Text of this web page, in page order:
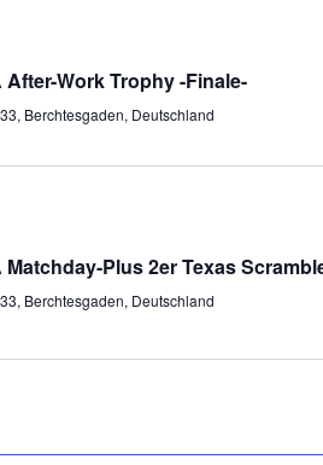
Work Trophy -Finale-
Berchtesgaden, Deutschland
Plus 2er Texas
Berchtesgaden, Deutschland